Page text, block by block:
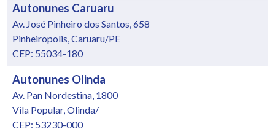
Autonunes Caruaru
Av. José Pinheiro dos Santos, 658
Pinheiropolis, Caruaru/PE
CEP: 55034-180
Autonunes Olinda
Av. Pan Nordestina, 1800
Vila Popular, Olinda/
CEP: 53230-000